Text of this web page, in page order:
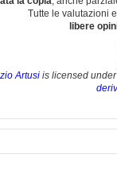
Tutte le valutazioni
libere
Artusi is licensed